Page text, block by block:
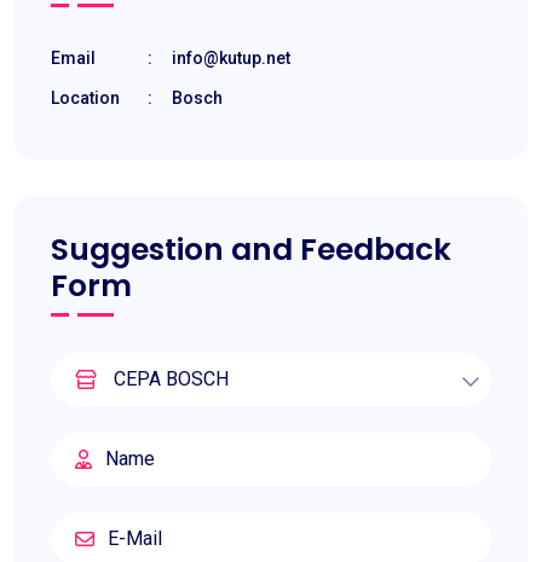
Email : info@kutup.net
Location : Bosch
Suggestion and Feedback
Form